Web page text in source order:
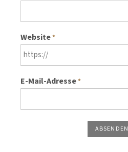
Website*
E-Mail-Adresse*
ABSENDEN